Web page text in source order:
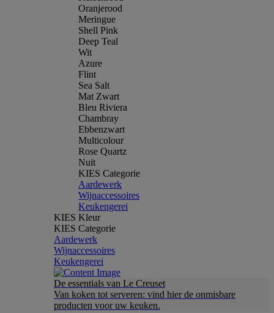
Oranjerood
Meringue
Shell Pink
Deep Teal
Wit
Azure
Flint
Sea Salt
Mat Zwart
Bleu Riviera
Chambray
Ebbenzwart
Multicolour
Rose Quartz
Nuit
KIES Categorie
Aardewerk
Wijnaccessoires
Keukengerei
KIES Kleur
KIES Categorie
Aardewerk
Wijnaccessoires
Keukengerei
De essentials van Le Creuset
Van koken tot serveren: vind hier de onmisbare
producten voor uw keuken.